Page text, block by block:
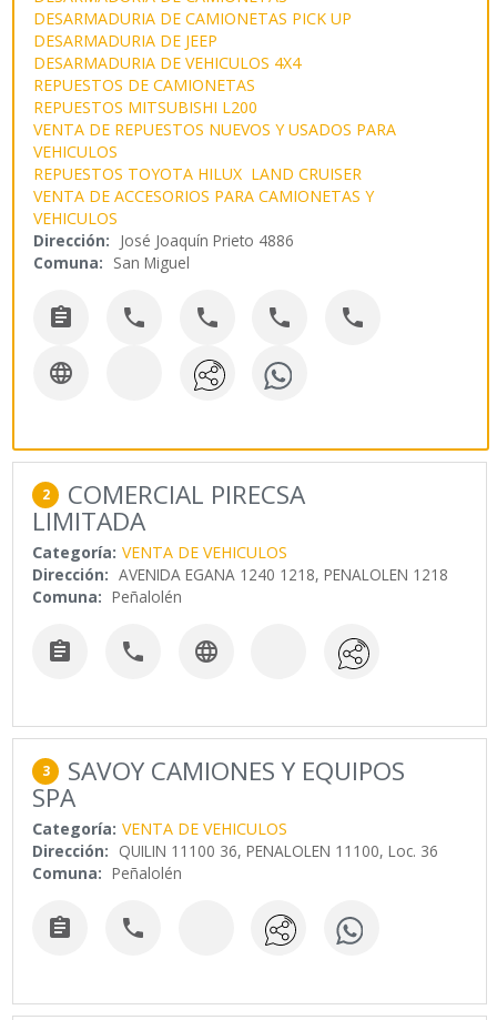
DESARMADURIA DE CAMIONETAS PICK UP
DESARMADURIA DE JEEP
DESARMADURIA DE VEHICULOS 4X4
REPUESTOS DE CAMIONETAS
REPUESTOS MITSUBISHI L200
VENTA DE REPUESTOS NUEVOS Y USADOS PARA
VEHICULOS
REPUESTOS TOYOTA HILUX LAND CRUISER
VENTA DE ACCESORIOS PARA CAMIONETAS Y
VEHICULOS
Dirección: José Joaquín Prieto 4886
Comuna: San Miguel
    

2 COMERCIAL PIRECSA
LIMITADA
Categoría: VENTA DE VEHICULOS
Dirección: AVENIDA EGANA 1240 1218, PENALOLEN 1218
Comuna: Peñalolén
  
3 SAVOY CAMIONES Y EQUIPOS
SPA
Categoría: VENTA DE VEHICULOS
Dirección: QUILIN 11100 36, PENALOLEN 11100, Loc. 36
Comuna: Peñalolén
 